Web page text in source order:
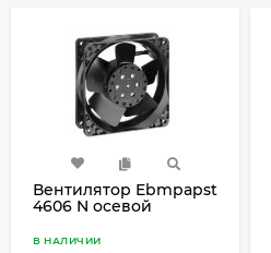
Вентилятор Ebmpapst
4606 N осевой
В НАЛИЧИИ